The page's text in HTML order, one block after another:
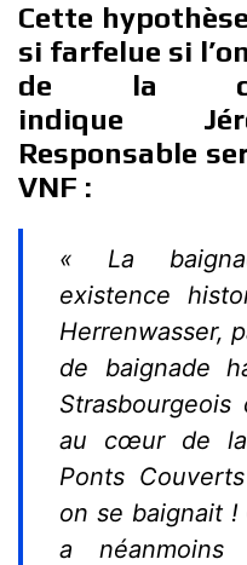
Cette
si farfelue si
de la cité
indique
Responsable
VNF :
« La
existence
Herrenwasser,
de baignade
au cœur de
Ponts
on se baignait !
a néanmoins